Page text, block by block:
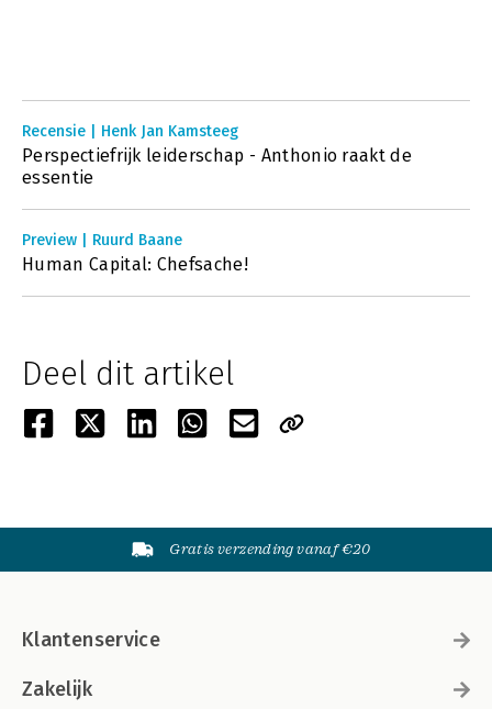
Recensie | Henk Jan Kamsteeg
Perspectiefrijk leiderschap - Anthonio raakt de
essentie
Preview | Ruurd Baane
Human Capital: Chefsache!
Deel dit artikel
Gratis verzending vanaf €20
Klantenservice
Zakelijk